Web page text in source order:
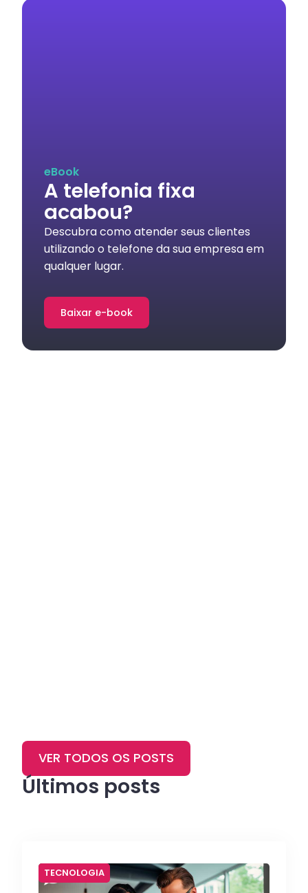
eBook
A telefonia fixa
acabou?
Descubra como atender seus clientes
utilizando o telefone da sua empresa em
qualquer lugar.
Baixar e-book
Últimos posts
VER TODOS OS POSTS
TECNOLOGIA